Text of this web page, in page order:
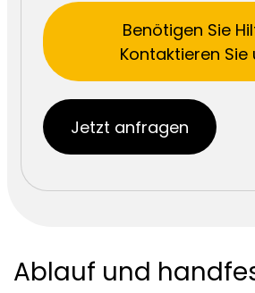
Benötigen Sie
Kontaktieren Sie
Jetzt anfragen
Ablauf und